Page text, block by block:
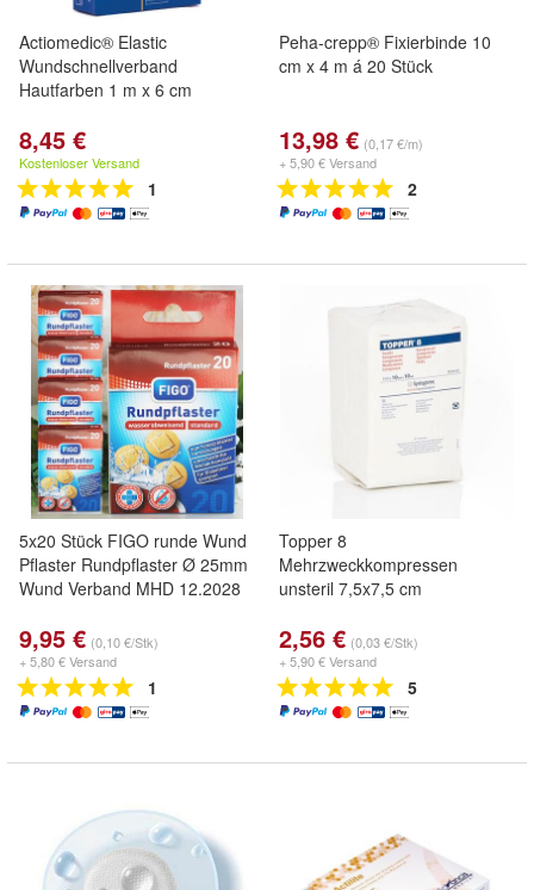
Actiomedic® Elastic
Wundschnellverband
Hautfarben 1 m x 6 cm
8,45 €
Kostenloser Versand
1
Peha-crepp® Fixierbinde 10
cm x 4 m á 20 Stück
13,98 € (0,17 €/m)
+ 5,90 € Versand
2
5x20 Stück FIGO runde Wund
Pflaster Rundpflaster Ø 25mm
Wund Verband MHD 12.2028
9,95 € (0,10 €/Stk)
+ 5,80 € Versand
1
Topper 8
Mehrzweckkompressen
unsteril 7,5x7,5 cm
2,56 € (0,03 €/Stk)
+ 5,90 € Versand
5